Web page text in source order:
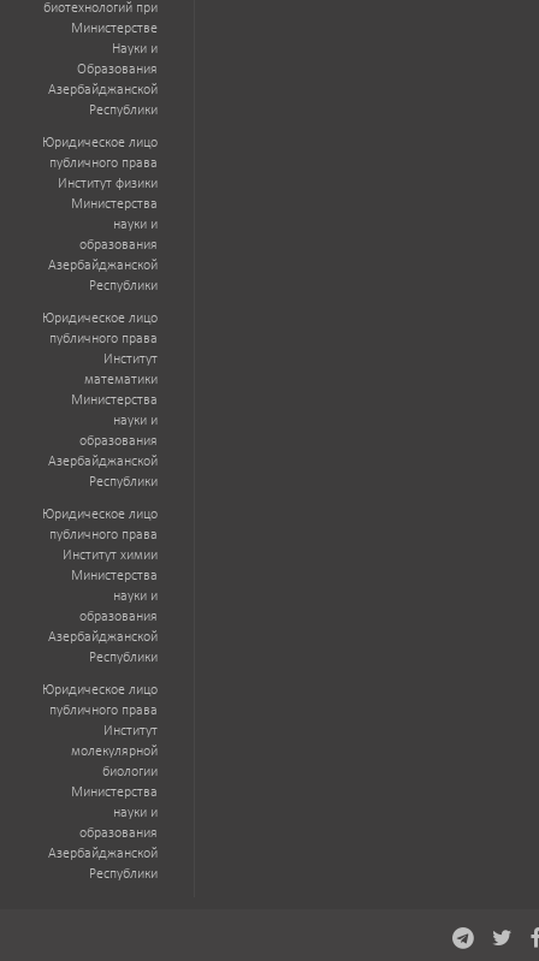
биотехнологий при
Министерстве
Науки и
Образования
Азербайджанской
Республики
Юридическое лицо
публичного права
Институт физики
Министерства
науки и
образования
Азербайджанской
Республики
Юридическое лицо
публичного права
Институт
математики
Министерства
науки и
образования
Азербайджанской
Республики
Юридическое лицо
публичного права
Институт химии
Министерства
науки и
образования
Азербайджанской
Республики
Юридическое лицо
публичного права
Институт
молекулярной
биологии
Министерства
науки и
образования
Азербайджанской
Республики